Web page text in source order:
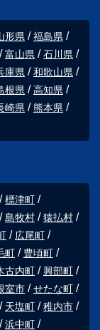
形県
福島県
富山県
石川県
庫県
和歌山県
根県
高知県
崎県
熊本県
標津町
島牧村
猿払村
広尾町
町
豊頃町
古内町
興部町
室市
せたな町
天塩町
稚内市
浜中町